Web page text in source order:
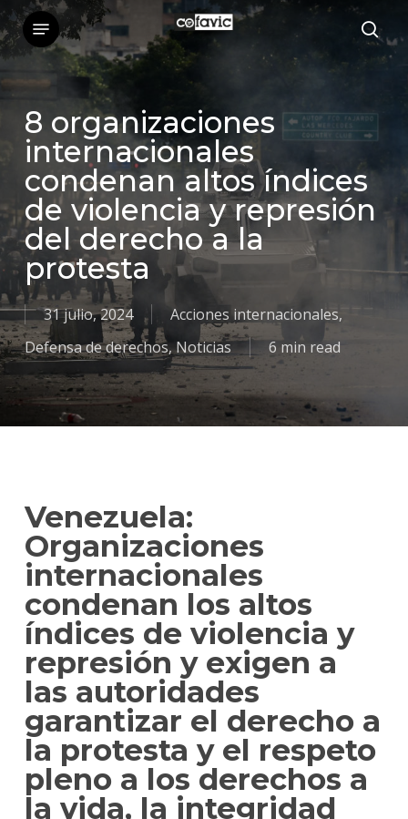
Skip
to
main
content
Menu
8 organizaciones
internacionales
condenan altos índices
de violencia y represión
del derecho a la
protesta
31 julio, 2024 Acciones internacionales,
Defensa de derechos,Noticias 6 min read
Venezuela:
Organizaciones
internacionales
condenan los altos
índices de violencia y
represión y exigen a
las autoridades
garantizar el derecho a
la protesta y el respeto
pleno a los derechos a
la vida, la integridad